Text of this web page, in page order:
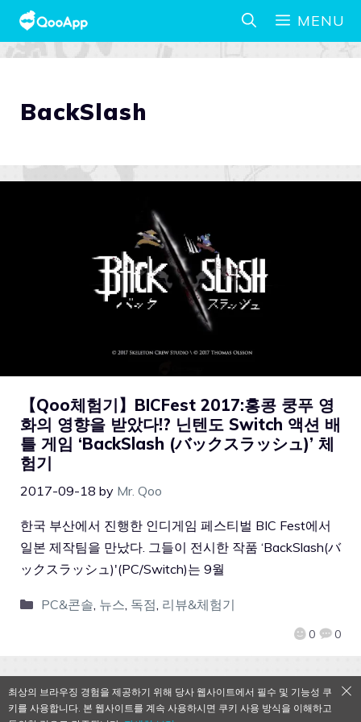
MENU
BackSlash
【Qoo체험기】BICFest 2017:홍콩 쿵푸 영
화의 영향을 받았다!? 닌텐도 Switch 액션 배
틀 게임 ‘BackSlash (バックスラッシュ)’ 체
험기
2017-09-18 by Mr. Qoo
0 0
한국 부산에서 진행한 인디게임 페스티벌 BIC Fest에서
일본 제작팀을 만났다. 그들이 전시한 작품 ‘BackSlash(バ
ックスラッシュ)'(PC/Switch)는 9월
PC&콘솔, 뉴스, 독점, 리뷰&체험기
QooApp Limited © 2026
최상의 브라우징 경험을 제공하기 위해 당사 웹사이트에서 필수 및 기능성 쿠
키를 사용합니다. 본 웹사이트를 계속 사용하시면 쿠키 사용 방식을 이해하고